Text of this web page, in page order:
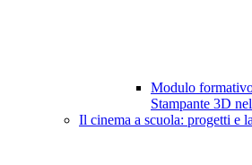
Modulo
Stampante 3D
Il cinema a scuola: progetti e